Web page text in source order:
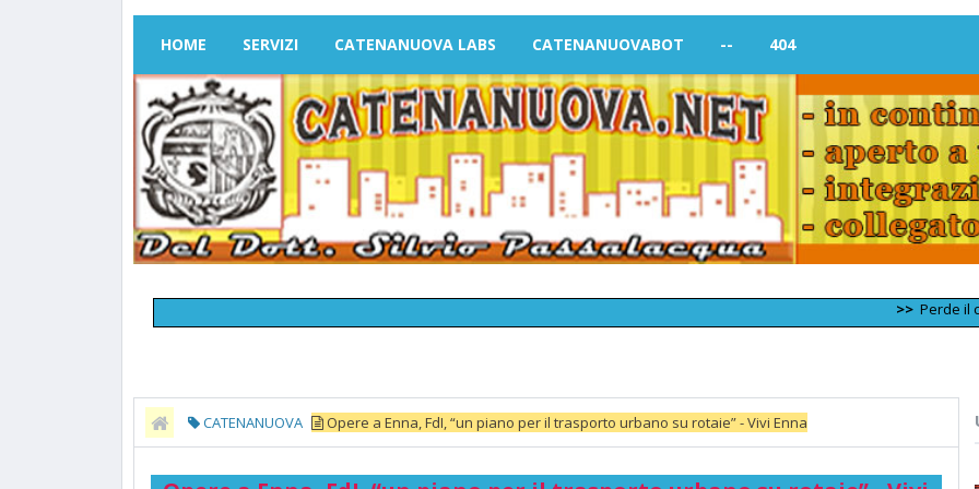
HOME SERVIZI CATENANUOVA LABS CATENANUOVABOT -- 404
Perde il
CATENANUOVA Opere a Enna, FdI, “un piano per il trasporto urbano su rotaie” - Vivi Enna